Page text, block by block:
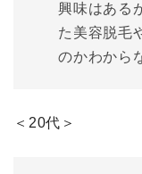
興味はある
た美容脱毛
のかわか
＜20代＞